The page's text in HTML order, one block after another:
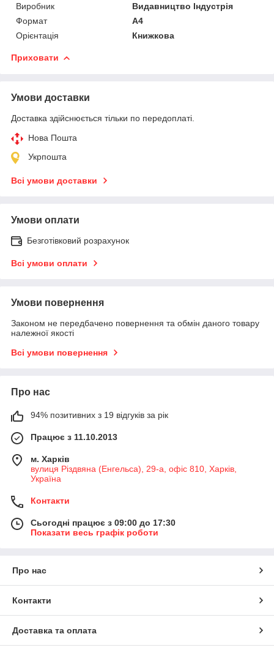
Виробник
Видавництво Індустрія
Формат
A4
Орієнтація
Книжкова
Приховати
Умови доставки
Доставка здійснюється тільки по передоплаті.
Нова Пошта
Укрпошта
Всі умови доставки
Умови оплати
Безготівковий розрахунок
Всі умови оплати
Умови повернення
Законом не передбачено повернення та обмін даного товару
належної якості
Всі умови повернення
Про нас
94% позитивних з 19 відгуків за рік
Працює з 11.10.2013
м. Харків
вулиця Різдвяна (Енгельса), 29-а, офіс 810, Харків,
Україна
Контакти
Сьогодні працює з 09:00 до 17:30
Показати весь графік роботи
Про нас
Контакти
Доставка та оплата